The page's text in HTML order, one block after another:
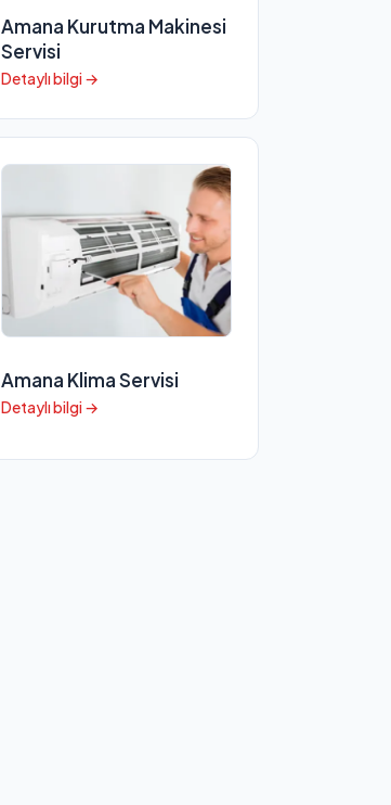
Amana Kurutma Makinesi
Servisi
Detaylı bilgi →
Amana Klima Servisi
Detaylı bilgi →